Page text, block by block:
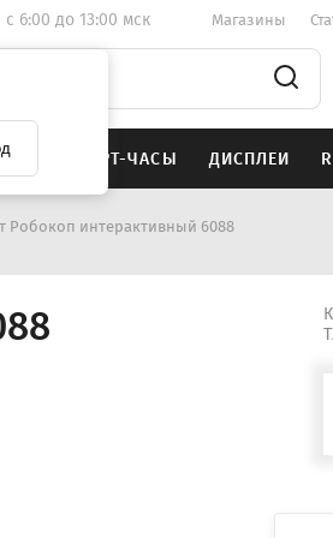
c 6:00 до 13:00 мск Магазины
СМАРТ-ЧАСЫ ДИСПЛЕИ
Робокоп интерактивный 6088